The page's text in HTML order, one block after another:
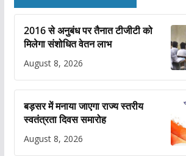
2016 से अनुबंध पर तैनात टीजीटी को
मिलेगा संशोधित वेतन लाभ
August 8, 2026
बड़सर में मनाया जाएगा राज्य स्तरीय
स्वतंत्रता दिवस समारोह
August 8, 2026